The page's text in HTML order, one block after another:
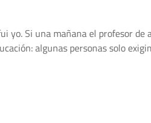
yo. Si una mañana el profesor
algunas personas solo